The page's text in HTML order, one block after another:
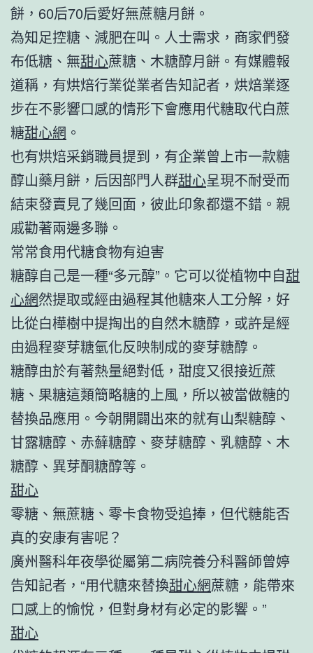
餅，60后70后愛好無蔗糖月餅。
為知足控糖、減肥在叫。人士需求，商家們發
布低糖、無甜心蔗糖、木糖醇月餅。有媒體報
道稱，有烘焙行業從業者告知記者，烘焙業逐
步在不影響口感的情形下會應用代糖取代白蔗
糖甜心網 。
也有烘焙采銷職員提到，有企業曾上市一款糖
醇山藥月餅，后因部門人群甜心呈現不耐受而
結束發賣見了幾回面，彼此印象都還不錯。親
戚勸著兩邊多聯。
常常食用代糖食物有迫害
糖醇自己是一種“多元醇”。它可以從植物中自甜
心網然提取或經由過程其他糖來人工分解，好
比從白樺樹中提掏出的自然木糖醇，或許是經
由過程麥芽糖氫化反映制成的麥芽糖醇。
糖醇由於有著熱量絕對低，甜度又很接近蔗
糖、果糖這類簡略糖的上風，所以被當做糖的
替換品應用。今朝開闢出來的就有山梨糖醇、
甘露糖醇、赤蘚糖醇、麥芽糖醇、乳糖醇、木
糖醇、異芽酮糖醇等。
甜心
零糖、無蔗糖、零卡食物受追捧，但代糖能否
真的安康有害呢？
廣州醫科年夜學從屬第二病院養分科醫師曾婷
告知記者，“用代糖來替換甜心網蔗糖，能帶來
口感上的愉悅，但對身材有必定的影響。”
甜心